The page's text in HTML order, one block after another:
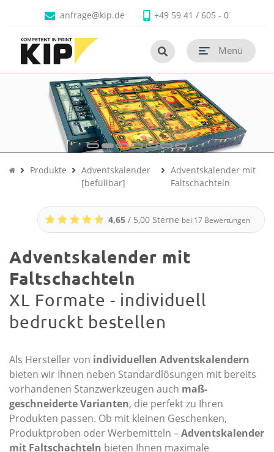
Untermenü schließen
Faltschachteln
Untermenü
Untermenü
Untermenü schließen
Branchen
Untermenü schließen
Unternehmen
Untermenü schließen
Kontaktanfrage@kip.de +49 59 41 / 605 - 0
Menü
Produkte
Adventskalender
[befüllbar]
Adventskalender mit
Faltschachteln
4,65 / 5,00 Sterne bei 17 Bewertungen
Adventskalender mit
Faltschachteln
XL Formate - individuell
bedruckt bestellen
Als Hersteller von individuellen Adventskalendern
bieten wir Ihnen neben Standardlösungen mit bereits
vorhandenen Stanzwerkzeugen auch maß­
geschneiderte Varianten, die perfekt zu Ihren
Produkten passen. Ob mit kleinen Geschenken,
Produktproben oder Werbemitteln –Adventskalender
mit Faltschachteln bieten Ihnen maximale